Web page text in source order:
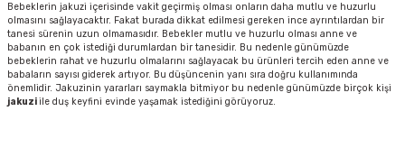
Bebeklerin jakuzi içerisinde vakit geçirmiş olması onların daha mutlu ve huzurlu
olmasını sağlayacaktır. Fakat burada dikkat edilmesi gereken ince ayrıntılardan bir
tanesi sürenin uzun olmamasıdır. Bebekler mutlu ve huzurlu olması anne ve
babanın en çok istediği durumlardan bir tanesidir. Bu nedenle günümüzde
bebeklerin rahat ve huzurlu olmalarını sağlayacak bu ürünleri tercih eden anne ve
babaların sayısı giderek artıyor. Bu düşüncenin yanı sıra doğru kullanımında
önemlidir. Jakuzinin yararları saymakla bitmiyor bu nedenle günümüzde birçok kişi
jakuziile duş keyfini evinde yaşamak istediğini görüyoruz.